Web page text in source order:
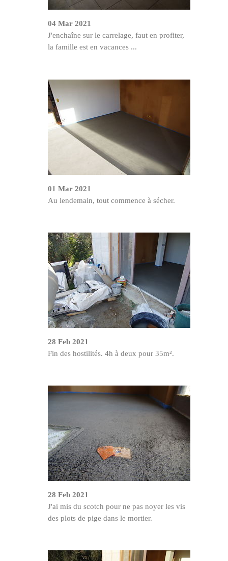
04 Mar 2021
J'enchaîne sur le carrelage, faut en profiter,
la famille est en vacances ...
01 Mar 2021
Au lendemain, tout commence à sécher.
28 Feb 2021
Fin des hostilités. 4h à deux pour 35m².
28 Feb 2021
J'ai mis du scotch pour ne pas noyer les vis
des plots de pige dans le mortier.